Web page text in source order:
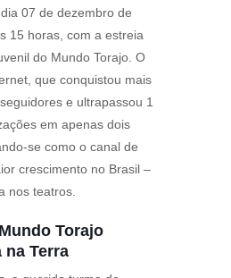
07 de dezembro de
15 horas, com a estreia
do Mundo Torajo. O
que conquistou mais
e ultrapassou 1
em apenas dois
se como o canal de
crescimento no Brasil –
nos teatros.
Torajo
na Terra